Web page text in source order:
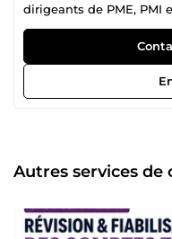
dirigeants de PME, PMI
des
financier qui a en
migration ERP qui
service comptable à
rapide. Ma valeur
migrations, reprise de
contrôle interne, fiscalité
diagnostic stratégique,
(organigramme, fiches
Autres services de